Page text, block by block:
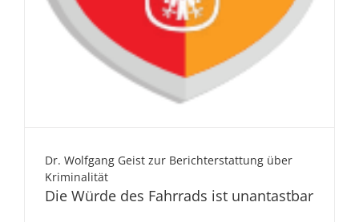
Dr. Wolfgang Geist zur Berichterstattung über
Kriminalität
Die Würde des Fahrrads ist unantastbar